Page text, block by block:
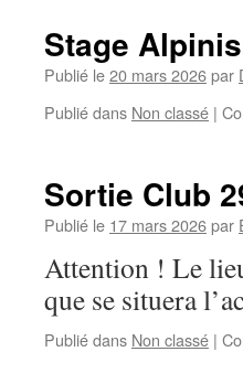
Stage
Publié le20 mars 2026par
Publié dans Non classé |
Sortie Club
Publié le 17 mars 2026par
Attention ! Le
que se situera
Publié dans Non classé |